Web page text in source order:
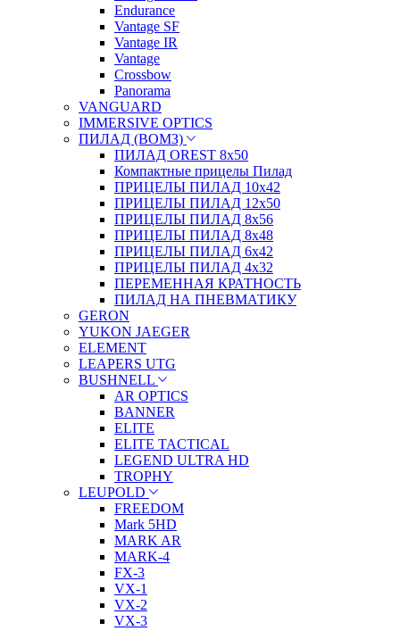
Endurance
Vantage SF
Vantage IR
Vantage
Crossbow
Panorama
VANGUARD
IMMERSIVE OPTICS
ПИЛАД (ВОМЗ)
ПИЛАД OREST 8х50
Компактные прицелы Пилад
ПРИЦЕЛЫ ПИЛАД 10х42
ПРИЦЕЛЫ ПИЛАД 12х50
ПРИЦЕЛЫ ПИЛАД 8х56
ПРИЦЕЛЫ ПИЛАД 8х48
ПРИЦЕЛЫ ПИЛАД 6х42
ПРИЦЕЛЫ ПИЛАД 4х32
ПЕРЕМЕННАЯ КРАТНОСТЬ
ПИЛАД НА ПНЕВМАТИКУ
GERON
YUKON JAEGER
ELEMENT
LEAPERS UTG
BUSHNELL
AR OPTICS
BANNER
ELITE
ELITE TACTICAL
LEGEND ULTRA HD
TROPHY
LEUPOLD
FREEDOM
Mark 5HD
MARK AR
MARK-4
FX-3
VX-1
VX-2
VX-3